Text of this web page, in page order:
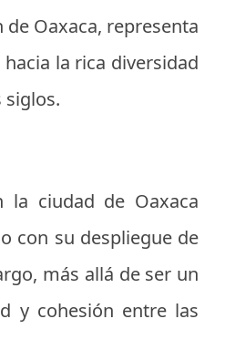
Oaxaca, representa
la rica diversidad
siglos.
la ciudad de Oaxaca
con su despliegue de
más allá de ser un
y cohesión entre las